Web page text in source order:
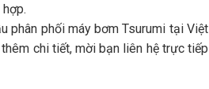
phân phối máy bơm Tsurumi tại Việt
chi tiết, mời bạn liên hệ trực tiếp